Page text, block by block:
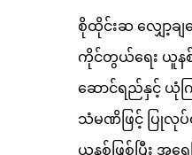
စိုထိုင်းဆ လျှော့ချ
ကိုင်တွယ်ရေး ယူနစ်မ
ဆောင်ရည်နှင့် ယုံက
သံမဏိဖြင့် ပြုလု
ယူနစ်ဖြစ်ပြီး အ